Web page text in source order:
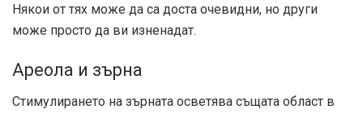
Някои от тях може да са доста очевидни, но други
може просто да ви изненадат.
Ареола и зърна
Стимулирането на зърната осветява същата област в